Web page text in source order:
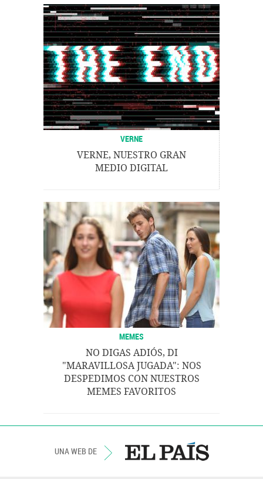
VERNE
VERNE, NUESTRO GRAN
MEDIO DIGITAL
MEMES
NO DIGAS ADIÓS, DI
"MARAVILLOSA JUGADA": NOS
DESPEDIMOS CON NUESTROS
MEMES FAVORITOS
UNA WEB DE